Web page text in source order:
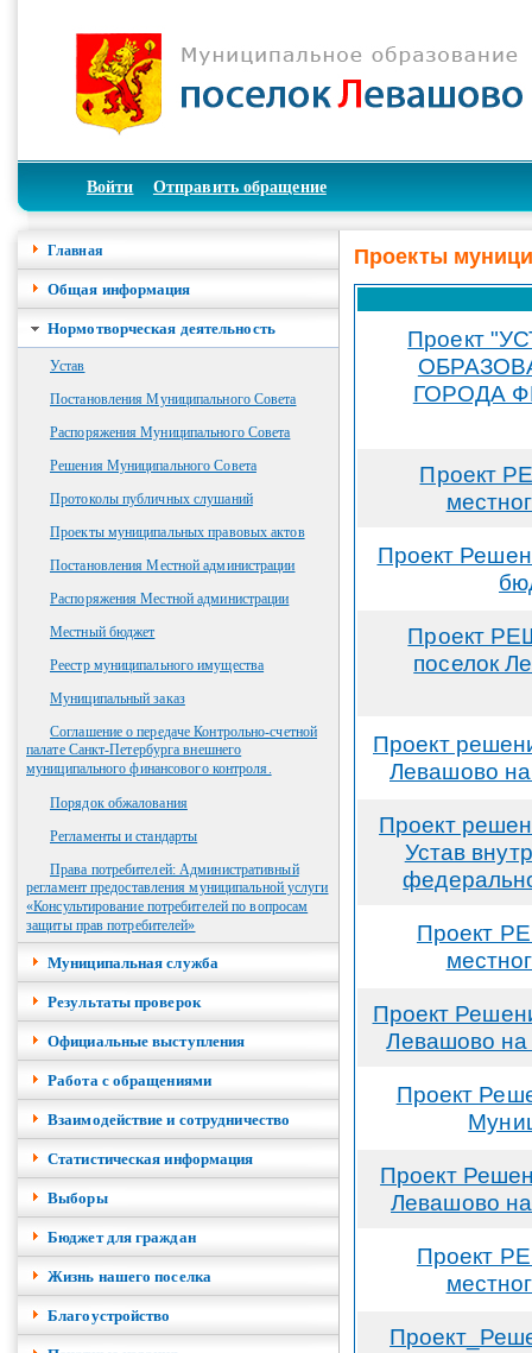
Войти Отправить обращение
Главная
Общая информация
Нормотворческая деятельность
Устав
Постановления Муниципального Совета
Распоряжения Муниципального Совета
Решения Муниципального Совета
Протоколы публичных слушаний
Проекты муниципальных правовых актов
Постановления Местной администрации
Распоряжения Местной администрации
Местный бюджет
Реестр муниципального имущества
Муниципальный заказ
Соглашение о передаче Контрольно-счетной
палате Санкт-Петербурга внешнего
муниципального финансового контроля.
Порядок обжалования
Регламенты и стандарты
Права потребителей: Административный
регламент предоставления муниципальной услуги
«Консультирование потребителей по вопросам
защиты прав потребителей»
Муниципальная служба
Результаты проверок
Официальные выступления
Работа с обращениями
Взаимодействие и сотрудничество
Cтатистическая информация
Выборы
Бюджет для граждан
Жизнь нашего поселка
Благоустройство
Проекты
Проект
ГОРОДА
Проект
Проект
Проект
поселок
Проект
Левашово
Проект
Устав
Проект
Проект
Левашово на
Проект
Проект
Левашово
Проект